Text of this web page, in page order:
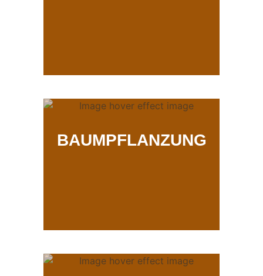
BAUMPFLANZUNG